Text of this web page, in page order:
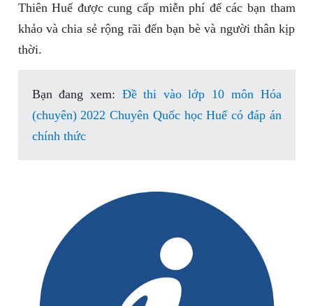
Thiên Huế được cung cấp miễn phí để các bạn tham
khảo và chia sẻ rộng rãi đến bạn bè và người thân kịp
thời.
Bạn đang xem: Đề thi vào lớp 10 môn Hóa
(chuyên) 2022 Chuyên Quốc học Huế có đáp án
chính thức